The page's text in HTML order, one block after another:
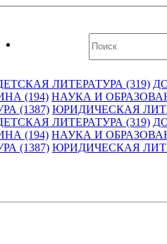
ЛИТЕРАТУРА (319)
(194) НАУКА И
(1387) ЮРИДИЧЕСКАЯ
ЛИТЕРАТУРА (319)
(194) НАУКА И
(1387) ЮРИДИЧЕСКАЯ